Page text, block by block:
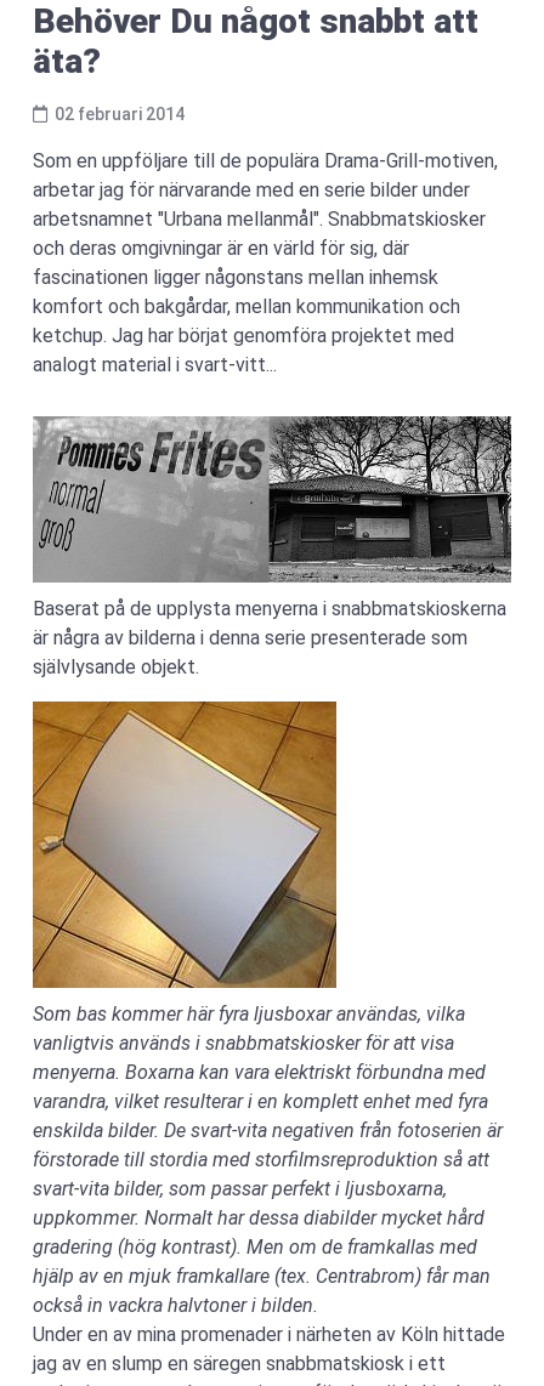
Behöver Du något snabbt att
äta?
02 februari 2014
Som en uppföljare till de populära Drama-Grill-motiven,
arbetar jag för närvarande med en serie bilder under
arbetsnamnet "Urbana mellanmål". Snabbmatskiosker
och deras omgivningar är en värld för sig, där
fascinationen ligger någonstans mellan inhemsk
komfort och bakgårdar, mellan kommunikation och
ketchup. Jag har börjat genomföra projektet med
analogt material i svart-vitt...
Baserat på de upplysta menyerna i snabbmatskioskerna
är några av bilderna i denna serie presenterade som
självlysande objekt.
Som bas kommer här fyra ljusboxar användas, vilka
vanligtvis används i snabbmatskiosker för att visa
menyerna. Boxarna kan vara elektriskt förbundna med
varandra, vilket resulterar i en komplett enhet med fyra
enskilda bilder. De svart-vita negativen från fotoserien är
förstorade till stordia med storfilmsreproduktion så att
svart-vita bilder, som passar perfekt i ljusboxarna,
uppkommer. Normalt har dessa diabilder mycket hård
gradering (hög kontrast). Men om de framkallas med
hjälp av en mjuk framkallare (tex. Centrabrom) får man
också in vackra halvtoner i bilden.
Under en av mina promenader i närheten av Köln hittade
jag av en slump en säregen snabbmatskiosk i ett